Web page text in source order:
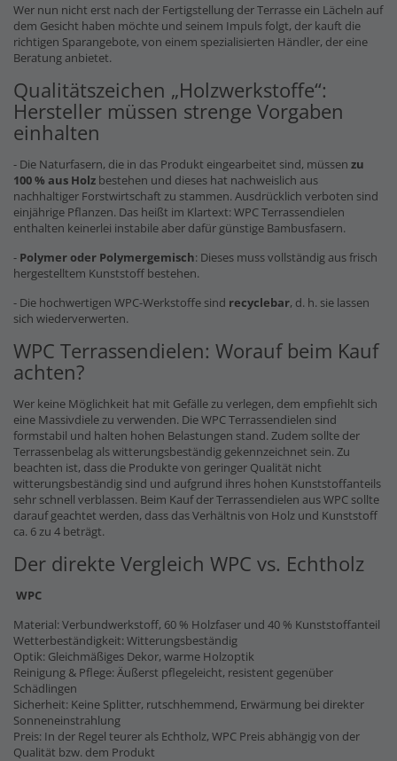
Wer nun nicht erst nach der Fertigstellung der Terrasse ein Lächeln auf
dem Gesicht haben möchte und seinem Impuls folgt, der kauft die
richtigen Sparangebote, von einem spezialisierten Händler, der eine
Beratung anbietet.
Qualitätszeichen „Holzwerkstoffe“:
Hersteller müssen strenge Vorgaben
einhalten
- Die Naturfasern, die in das Produkt eingearbeitet sind, müssen zu
100 % aus Holz bestehen und dieses hat nachweislich aus
nachhaltiger Forstwirtschaft zu stammen. Ausdrücklich verboten sind
einjährige Pflanzen. Das heißt im Klartext: WPC Terrassendielen
enthalten keinerlei instabile aber dafür günstige Bambusfasern.
- Polymer oder Polymergemisch: Dieses muss vollständig aus frisch
hergestelltem Kunststoff bestehen.
- Die hochwertigen WPC-Werkstoffe sind recyclebar, d. h. sie lassen
sich wiederverwerten.
WPC Terrassendielen: Worauf beim Kauf
achten?
Wer keine Möglichkeit hat mit Gefälle zu verlegen, dem empfiehlt sich
eine Massivdiele zu verwenden. Die WPC Terrassendielen sind
formstabil und halten hohen Belastungen stand. Zudem sollte der
Terrassenbelag als witterungsbeständig gekennzeichnet sein. Zu
beachten ist, dass die Produkte von geringer Qualität nicht
witterungsbeständig sind und aufgrund ihres hohen Kunststoffanteils
sehr schnell verblassen. Beim Kauf der Terrassendielen aus WPC sollte
darauf geachtet werden, dass das Verhältnis von Holz und Kunststoff
ca. 6 zu 4 beträgt.
Der direkte Vergleich WPC vs. Echtholz
WPC
Material: Verbundwerkstoff, 60 % Holzfaser und 40 % Kunststoffanteil
Wetterbeständigkeit: Witterungsbeständig
Optik: Gleichmäßiges Dekor, warme Holzoptik
Reinigung & Pflege: Äußerst pflegeleicht, resistent gegenüber
Schädlingen
Sicherheit: Keine Splitter, rutschhemmend, Erwärmung bei direkter
Sonneneinstrahlung
Preis: In der Regel teurer als Echtholz, WPC Preis abhängig von der
Qualität bzw. dem Produkt